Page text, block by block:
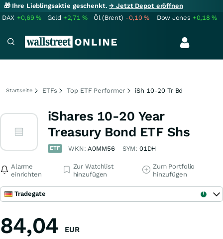
🎁 Ihre Lieblingsaktie geschenkt.→ Jetzt Depot eröffnen
DAX +0,69% Gold +2,71% Öl (Brent) -0,10% Dow Jones +0,18%
Startseite ETFs Top ETF Performer iSh 10-20 Tr Bd
iShares 10-20 Year
Treasury Bond ETF Shs
ETF WKN:A0MM56 SYM: 01DH
Alarme
einrichten
Zur Watchlist
hinzufügen
Zum Portfolio
hinzufügen
Tradegate
84,04 EUR